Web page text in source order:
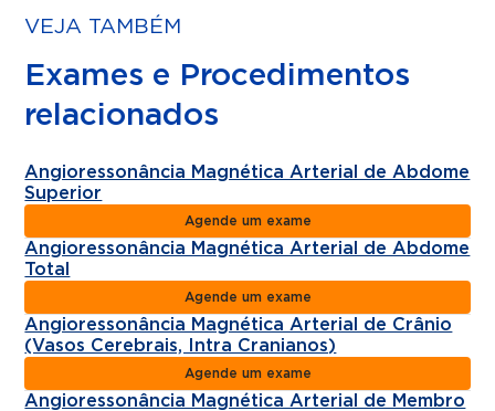
VEJA TAMBÉM
Exames e Procedimentos
relacionados
Angioressonância Magnética Arterial de Abdome
Superior
Agende um exame
Angioressonância Magnética Arterial de Abdome
Total
Agende um exame
Angioressonância Magnética Arterial de Crânio
(Vasos Cerebrais, Intra Cranianos)
Agende um exame
Angioressonância Magnética Arterial de Membro